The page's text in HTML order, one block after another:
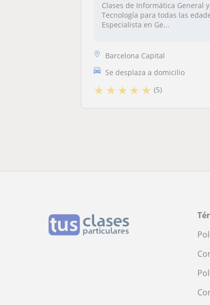
Clases de Informática General y
Tecnología para todas las
Especialista en Ge...
Barcelona Capital
Se desplaza a domicilio
★ ★★★ ★ (5)